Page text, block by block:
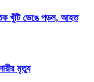
খুঁটি ভেঙে পড়ল, আহত
মৃত্যু